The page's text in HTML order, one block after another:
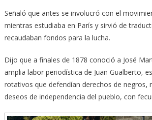
Señaló que antes se involucró con el
mientras estudiaba en París y sirvió de
recaudaban fondos para la lucha.
Dijo que a finales de 1878 conoció a José
amplia labor periodística de Juan Gualberto,
rotativos que defendían derechos de negros,
deseos de independencia del pueblo, con